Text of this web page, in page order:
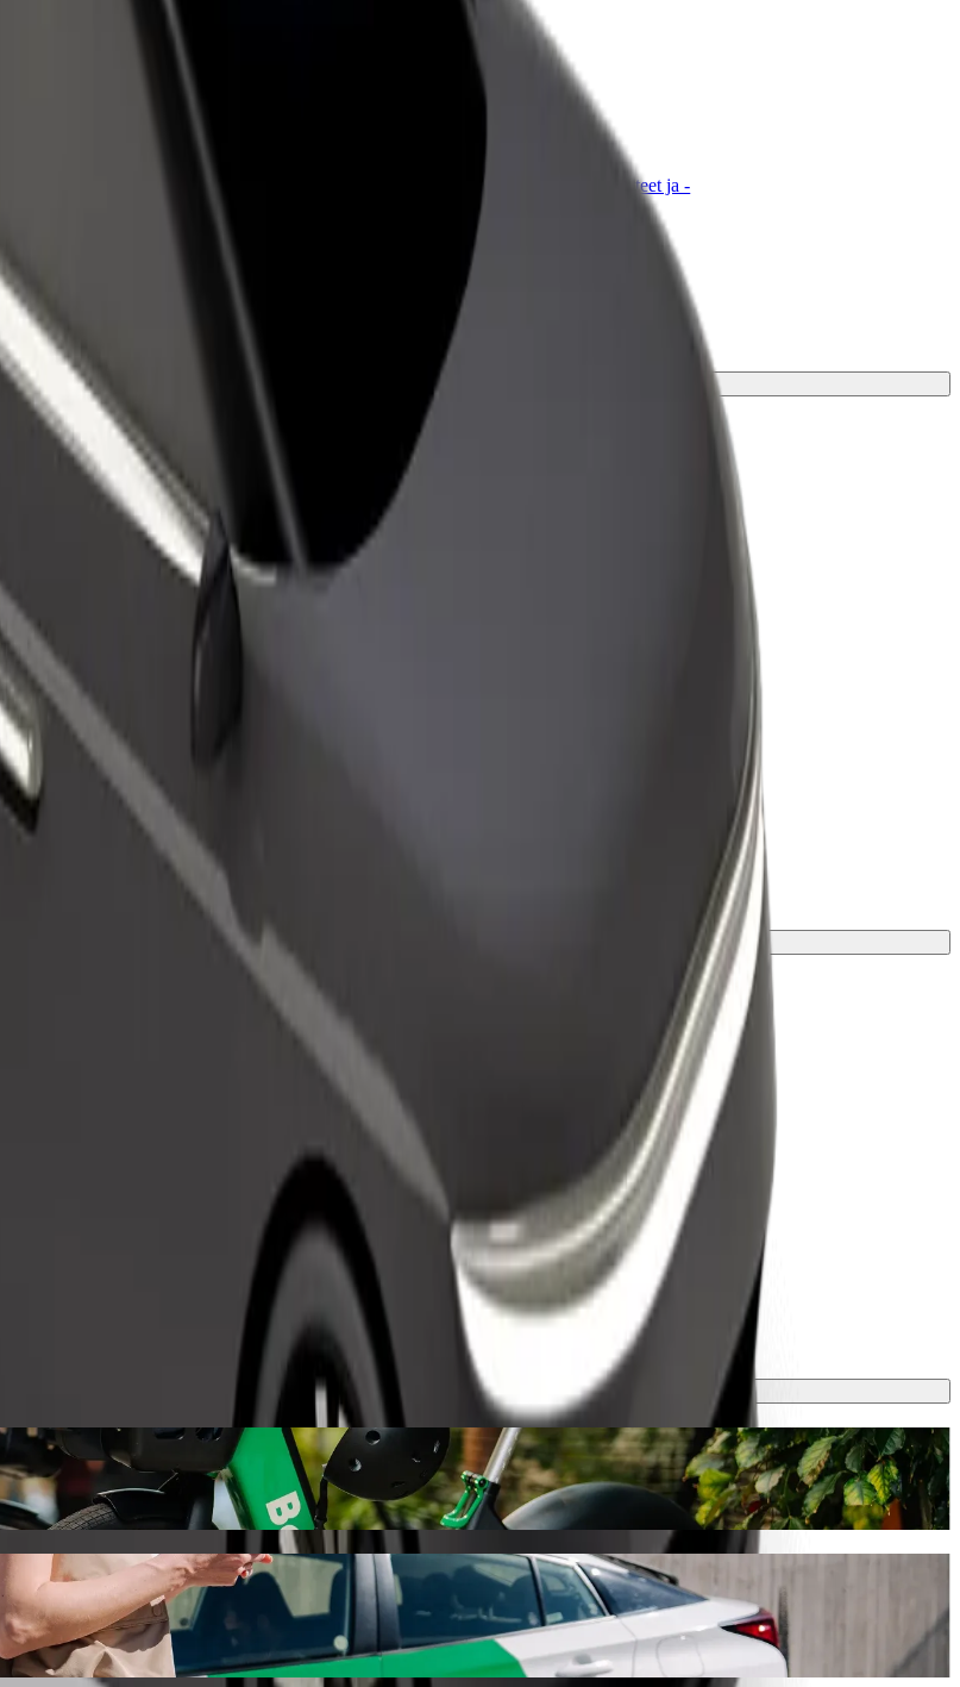
kasvata
Yrityksellesi skaalatut Bolt-tuotteet ja -
palveluihimme ja löydä täydellinen vaihtoehto matkaasi varten.
Dublin Bolt-kyytipalvelulla
Hostel Dublin. Boltilla tämä matka kestää noin 12 min ja maksaa noin 10,10 € EUR. Tilaisuudesta riippumatta löydämme